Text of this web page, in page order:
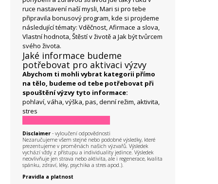
ruce nastavení naší mysli, Mari si pro tebe
připravila bonusový program, kde si projdeme
následující tématy: Vděčnost, Afirmace a slova,
Vlastní hodnota, Štěstí v životě a Jak být tvůrcem
svého života.
Jaké informace budeme
potřebovat pro aktivaci výzvy
Abychom ti mohli vybrat kategorii přímo
na tělo, budeme od tebe potřebovat při
spouštění výzvy tyto informace:
pohlaví, váha, výška, pas, denní režim, aktivita,
stres
Disclaimer - vyloučení odpovědnosti
Nezaručujeme všem stejné nebo podobné výsledky, které
prezentujeme v proměnách našich výzvařů. Výsledek
vychází vždy z přístupu a individuality jedince. Výsledek
neovlivňuje jen strava nebo aktivita, ale i regenerace, kvalita
spánku, zdraví, léky, psychika a stres apod.).
Pravidla a platnost